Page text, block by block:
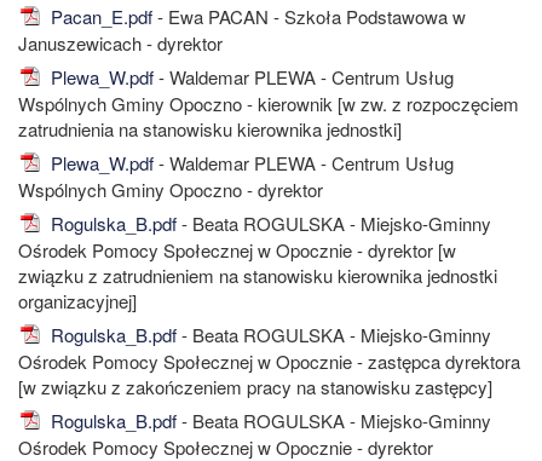
Pacan_E.pdf- Ewa PACAN - Szkoła Podstawowa w
Januszewicach - dyrektor
Plewa_W.pdf- Waldemar PLEWA - Centrum Usług
Wspólnych Gminy Opoczno - kierownik [w zw. z rozpoczęciem
zatrudnienia na stanowisku kierownika jednostki]
Plewa_W.pdf- Waldemar PLEWA - Centrum Usług
Wspólnych Gminy Opoczno - dyrektor
Rogulska_B.pdf- Beata ROGULSKA - Miejsko-Gminny
Ośrodek Pomocy Społecznej w Opocznie - dyrektor [w
związku z zatrudnieniem na stanowisku kierownika jednostki
organizacyjnej]
Rogulska_B.pdf- Beata ROGULSKA - Miejsko-Gminny
Ośrodek Pomocy Społecznej w Opocznie - zastępca dyrektora
[w związku z zakończeniem pracy na stanowisku zastępcy]
Rogulska_B.pdf- Beata ROGULSKA - Miejsko-Gminny
Ośrodek Pomocy Społecznej w Opocznie - dyrektor